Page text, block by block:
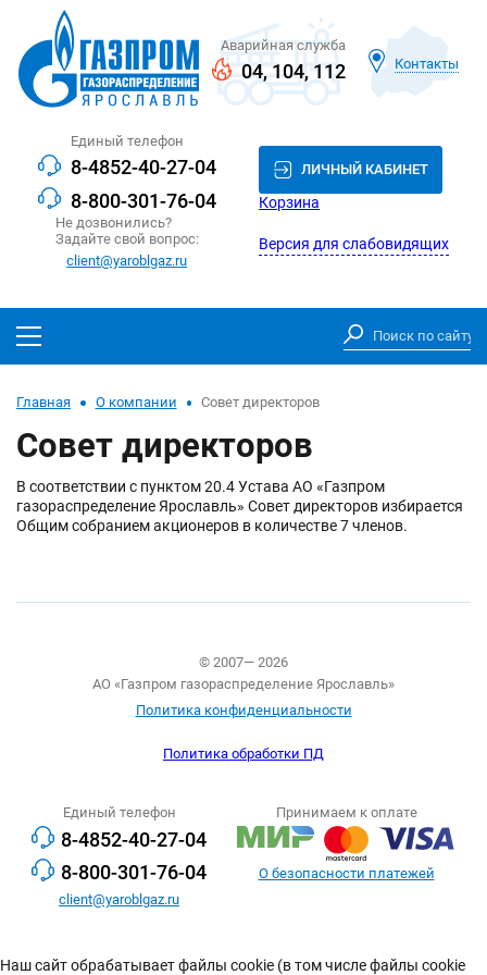
Аварийная служба
04,104,112 Контакты
Единый телефон
8-4852-40-27-04
8-800-301-76-04
Не дозвонились?
Задайте свой вопрос:
client@yaroblgaz.ru
ЛИЧНЫЙ КАБИНЕТ
Корзина
Версия для слабовидящих
Главная О компании Совет директоров
Совет директоров
В соответствии с пунктом 20.4 Устава АО «Газпром
газораспределение Ярославль» Совет директоров избирается
Общим собранием акционеров в количестве 7 членов.
© 2007— 2026
АО «Газпром газораспределение Ярославль»
Политика конфиденциальности
Политика обработки ПД
Единый телефон
8-4852-40-27-04
8-800-301-76-04
client@yaroblgaz.ru
Принимаем к оплате
О безопасности платежей
Наш сайт обрабатывает файлы cookie (в том числе файлы cookie